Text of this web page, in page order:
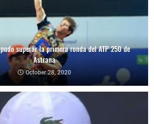
superar la primera ronda del ATP 250 de
Astrana
October 28, 2020